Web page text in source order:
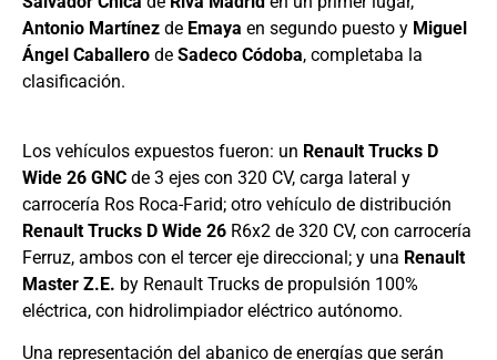
Antonio Martínez de Emaya en segundo puesto y Miguel
Ángel Caballero de Sadeco Códoba, completaba la
clasificación.
Los vehículos expuestos fueron: un Renault Trucks D
Wide 26 GNC de 3 ejes con 320 CV, carga lateral y
carrocería Ros Roca-Farid; otro vehículo de distribución
Renault Trucks D Wide 26 R6x2 de 320 CV, con carrocería
Ferruz, ambos con el tercer eje direccional; y una Renault
Master Z.E. by Renault Trucks de propulsión 100%
eléctrica, con hidrolimpiador eléctrico autónomo.
Una representación del abanico de energías que serán